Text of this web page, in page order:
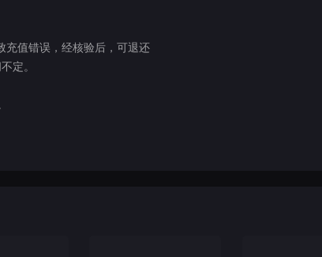
充值错误，经核验后，可退还
定。